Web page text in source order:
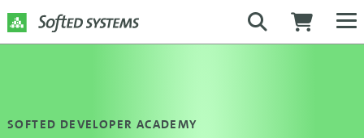
SOFTED DEVELOPER ACADEMY